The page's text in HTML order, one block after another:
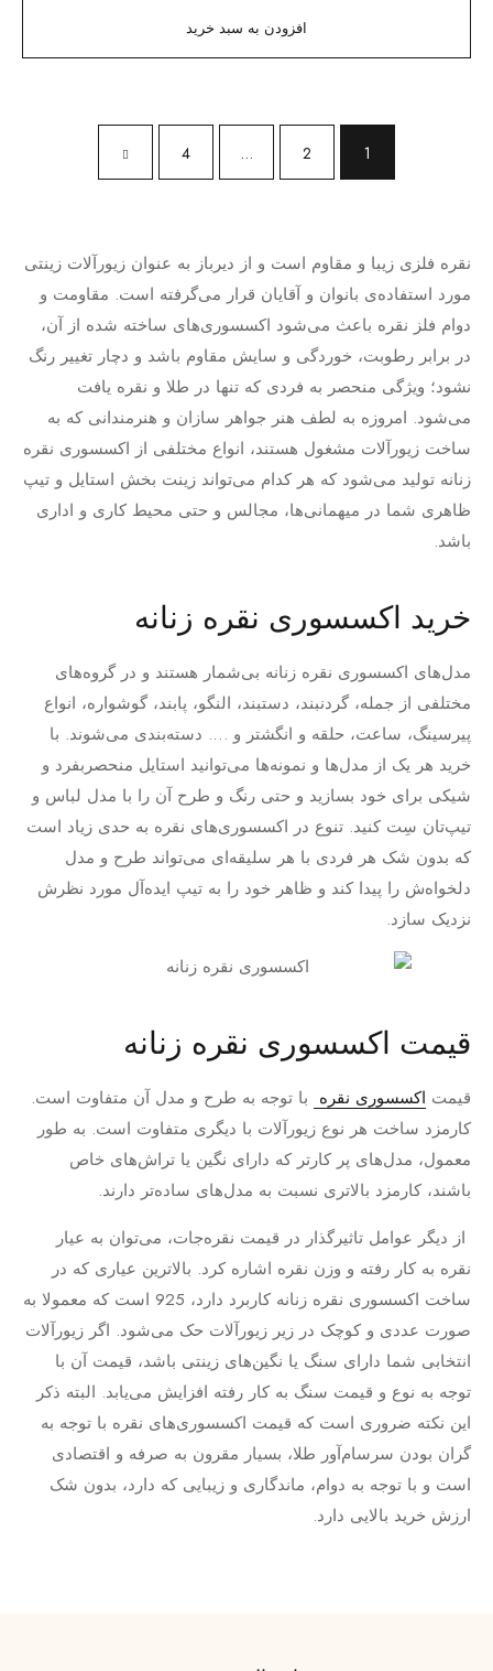
افزودن به سبد خرید
1
2
…
4
نقره فلزی زیبا و مقاوم است و از دیرباز به عنوان زیورآلات زینتی
مورد استفاده‌ی بانوان و آقایان قرار می‌گرفته است. مقاومت و
دوام فلز نقره باعث می‌شود اکسسوری‌های ساخته شده از آن،
در برابر رطوبت، خوردگی و سایش مقاوم باشد و دچار تغییر رنگ
نشود؛ ویژگی منحصر به فردی که تنها در طلا و نقره یافت
می‌شود. امروزه به لطف هنر جواهر سازان و هنرمندانی که به
ساخت زیورآلات مشغول هستند، انواع مختلفی از اکسسوری نقره
زنانه تولید می‌شود که هر کدام می‌تواند زینت بخش استایل و تیپ
ظاهری شما در میهمانی‌ها، مجالس و حتی محیط کاری و اداری
باشد.
خرید اکسسوری نقره زنانه
مدل‌های اکسسوری‌ نقره زنانه بی‌شمار هستند و در گروه‌های
مختلفی از جمله، گردنبند، دستبند، النگو، پابند، گوشواره، انواع
پیرسینگ، ساعت، حلقه و انگشتر و …. دسته‌بندی می‌شوند. با
خرید هر یک از مدل‌ها و نمونه‌ها می‌توانید استایل منحصربفرد و
شیکی برای خود بسازید و حتی رنگ و طرح آن را با مدل لباس و
تیپ‌تان سِت کنید. تنوع در اکسسوری‌های نقره به حدی زیاد است
که بدون شک هر فردی با هر سلیقه‌ای می‌تواند طرح و مدل
دلخواه‌ش را پیدا کند و ظاهر خود را به تیپ ایده‌آل مورد نظرش
نزدیک سازد.
قیمت اکسسوری نقره زنانه
قیمت اکسسوری نقره با توجه به طرح و مدل آن متفاوت است.
کارمزد ساخت هر نوع زیورآلات با دیگری متفاوت است. به طور
معمول، مدل‌های پر کارتر که دارای نگین یا تراش‌های خاص
باشند، کارمزد بالاتری نسبت به مدل‌های ساده‌تر دارند.
از دیگر عوامل تاثیرگذار در قیمت نقره‌جات، می‌توان به عیار
نقره به کار رفته و وزن نقره اشاره کرد. بالاترین عیاری که در
ساخت اکسسوری نقره زنانه کاربرد دارد، 925 است که معمولا به
صورت عددی و کوچک در زیر زیورآلات حک می‌شود. اگر زیورآلات
انتخابی شما دارای سنگ یا نگین‌های زینتی باشد، قیمت آن با
توجه به نوع و قیمت سنگ به کار رفته افزایش می‌یابد. البته ذکر
این نکته ضروری است که قیمت اکسسوری‌های نقره با توجه به
گران بودن سرسام‌آور طلا، بسیار مقرون به صرفه و اقتصادی
است و با توجه به دوام، ماندگاری و زیبایی که دارد، بدون شک
ارزش خرید بالایی دارد.